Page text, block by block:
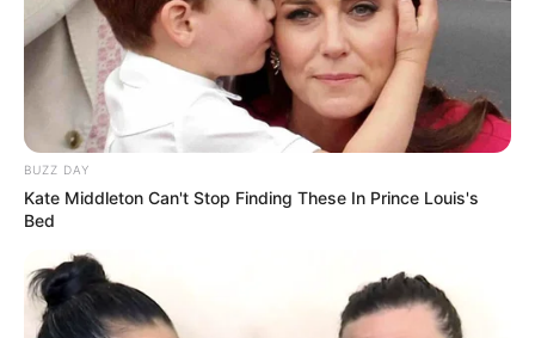
BUZZ DAY
Kate Middleton Can't Stop Finding These In Prince Louis's
Bed